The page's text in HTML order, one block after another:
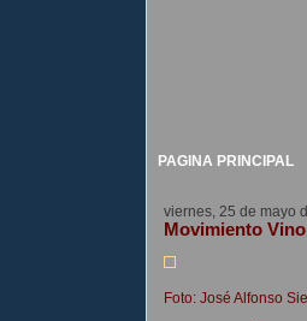
PAGINA PRINCIPAL
viernes, 25 de mayo
Movimiento
Foto: José Alfonso